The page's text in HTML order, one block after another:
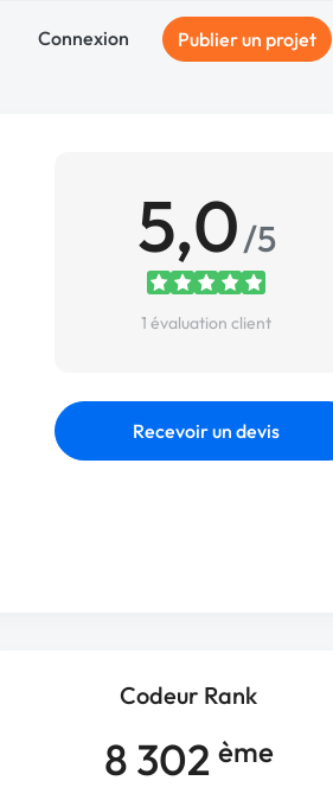
Connexion Publier un projet
5,0/5
1 évaluation client
Recevoir un devis
Codeur Rank
8 302 ème